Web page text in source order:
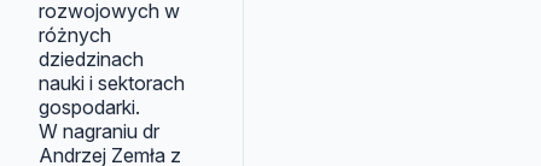
rozwojowych w
różnych
dziedzinach
nauki i sektorach
gospodarki.
W nagraniu dr
Andrzej Zemła z